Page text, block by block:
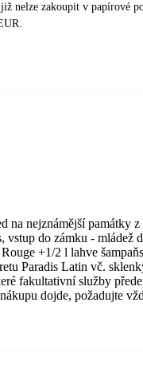
nelze zakoupit v papírové
na nejznámější památky
vstup do zámku - mládež
+1/2 l lahve
Paradis Latin vč.
fakultativní služby
dojde, požadujte